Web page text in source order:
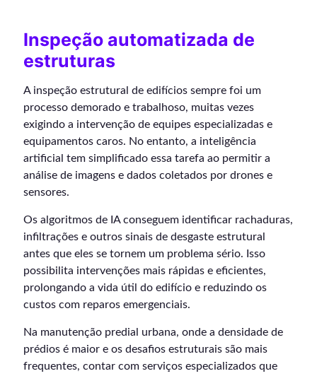
Inspeção automatizada de
estruturas
A inspeção estrutural de edifícios sempre foi um
processo demorado e trabalhoso, muitas vezes
exigindo a intervenção de equipes especializadas e
equipamentos caros. No entanto, a inteligência
artificial tem simplificado essa tarefa ao permitir a
análise de imagens e dados coletados por drones e
sensores.
Os algoritmos de IA conseguem identificar rachaduras,
infiltrações e outros sinais de desgaste estrutural
antes que eles se tornem um problema sério. Isso
possibilita intervenções mais rápidas e eficientes,
prolongando a vida útil do edifício e reduzindo os
custos com reparos emergenciais.
Na manutenção predial urbana, onde a densidade de
prédios é maior e os desafios estruturais são mais
frequentes, contar com serviços especializados que